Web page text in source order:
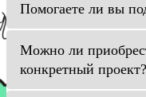
Помогаете ли вы
Можно ли
конкретный проект?